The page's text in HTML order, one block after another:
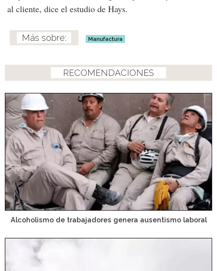
al cliente, dice el estudio de Hays.
Manufactura
RECOMENDACIONES
Alcoholismo de trabajadores genera ausentismo laboral